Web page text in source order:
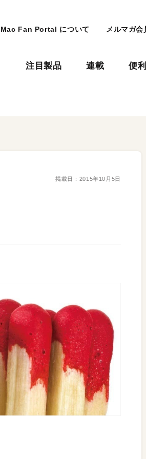
Mac Fan Portal について メルマガ会
注目製品 連載 便
掲載日： 2015年10月5日